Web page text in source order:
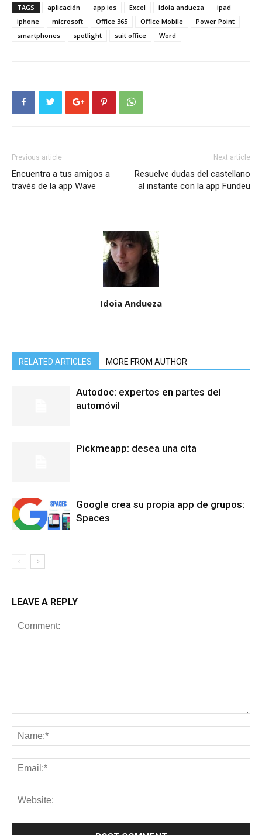
TAGS aplicación app ios Excel idoia andueza
ipad
iphone
microsoft Office 365 Office Mobile
Power Point
smartphones
spotlight suit office Word
Previous article
Encuentra a tus amigos a
través de la app Wave
Next article
Resuelve dudas del castellano
al instante con la app Fundeu
Idoia Andueza
RELATED ARTICLES MORE FROM AUTHOR
Autodoc: expertos en partes del
automóvil
Pickmeapp: desea una cita
Google crea su propia app de grupos:
Spaces
LEAVE A REPLY